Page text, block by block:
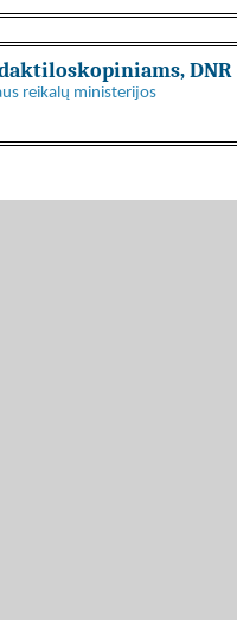
reikalų ministerijos